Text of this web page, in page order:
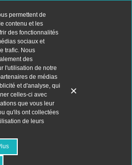
permettent de
contenu et les
des fonctionnalités
sociaux et
trafic. Nous
des
l'utilisation de notre
de médias
et d'analyse, qui
celles-ci avec
que vous leur
qu'ils ont collectées
de leurs
×